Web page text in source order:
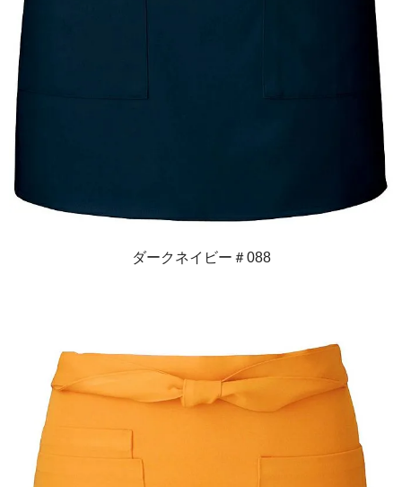
ダークネイビー＃088